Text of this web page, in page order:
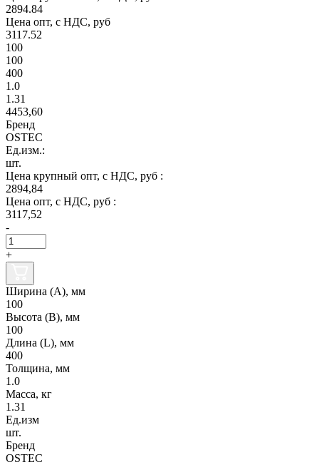
2894.84
Цена опт, с НДС, руб
3117.52
100
100
400
1.0
1.31
4453,60
Бренд
OSTEC
Ед.изм.:
шт.
Цена крупный опт, с НДС, руб :
2894,84
Цена опт, с НДС, руб :
3117,52
-
+
Ширина (А), мм
100
Высота (В), мм
100
Длина (L), мм
400
Толщина, мм
1.0
Масса, кг
1.31
Ед.изм
шт.
Бренд
OSTEC